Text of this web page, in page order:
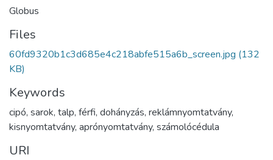
Globus
Files
60fd9320b1c3d685e4c218abfe515a6b_screen.jpg (132
KB)
Keywords
cipó, sarok, talp, férfi, dohányzás, reklámnyomtatvány,
kisnyomtatvány, aprónyomtatvány, számolócédula
URI